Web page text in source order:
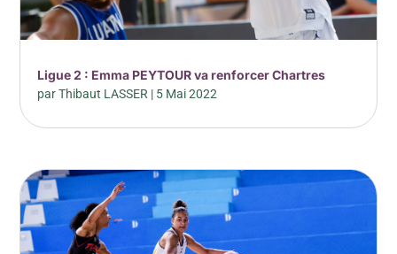
Ligue 2 : Emma PEYTOUR va renforcer Chartres
parThibaut LASSER | 5 Mai 2022